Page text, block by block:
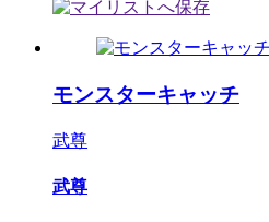
モンスターキャッチ
武尊
武尊